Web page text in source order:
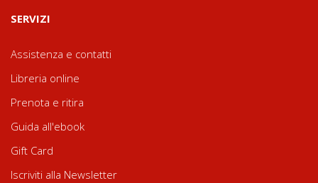
SERVIZI
Assistenza e contatti
Libreria online
Prenota e ritira
Guida all'ebook
Gift Card
Iscriviti alla Newsletter